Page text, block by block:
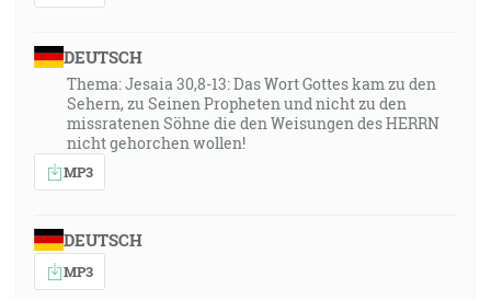
DEUTSCH
Thema: Jesaia 30,8-13: Das Wort Gottes kam zu den
Sehern, zu Seinen Propheten und nicht zu den
missratenen Söhne die den Weisungen des HERRN
nicht gehorchen wollen!
MP3
DEUTSCH
MP3